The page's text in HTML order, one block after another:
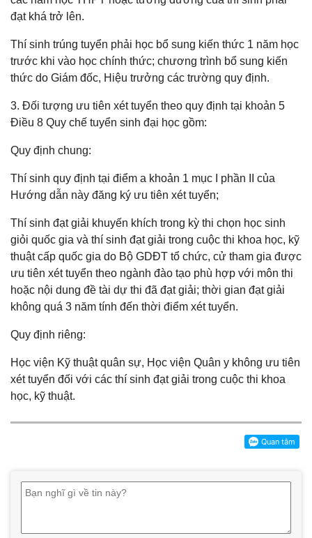
đạt khá trở lên.
Thí sinh trúng tuyển phải học bổ sung kiến thức 1 năm học
trước khi vào học chính thức; chương trình bổ sung kiến
thức do Giám đốc, Hiệu trưởng các trường quy định.
3. Đối tượng ưu tiên xét tuyển theo quy định tại khoản 5
Điều 8 Quy chế tuyển sinh đại học gồm:
Quy định chung:
Thí sinh quy định tại điểm a khoản 1 mục I phần II của
Hướng dẫn này đăng ký ưu tiên xét tuyển;
Thí sinh đạt giải khuyến khích trong kỳ thi chọn học sinh
giỏi quốc gia và thí sinh đạt giải trong cuộc thi khoa học, kỹ
thuật cấp quốc gia do Bộ GDĐT tổ chức, cử tham gia được
ưu tiên xét tuyển theo ngành đào tạo phù hợp với môn thi
hoặc nội dung đề tài dự thi đã đạt giải; thời gian đạt giải
không quá 3 năm tính đến thời điểm xét tuyển.
Quy định riêng:
Học viện Kỹ thuật quân sự, Học viện Quân y không ưu tiên
xét tuyển đối với các thí sinh đạt giải trong cuộc thi khoa
học, kỹ thuật.